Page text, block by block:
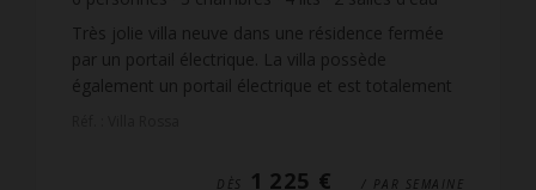
Très jolie villa neuve dans une résidence fermée
par un portail électrique. La villa possède
également un portail électrique et est totalement
DÈS 1 225 € / PAR SEMAINE